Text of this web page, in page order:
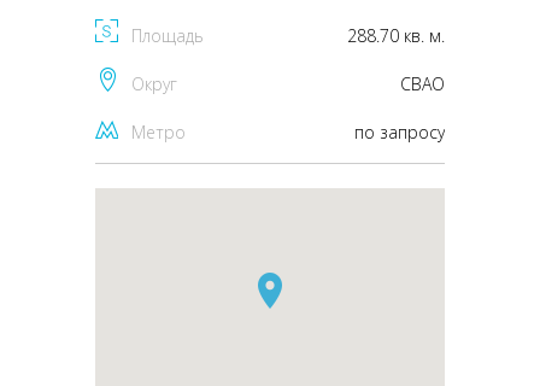
Площадь 288.70 кв. м.
Округ CВАО
Метро по запросу